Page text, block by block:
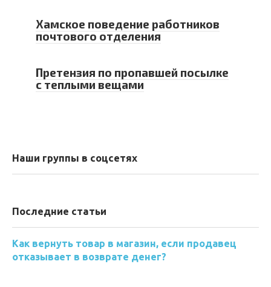
Хамское поведение работников
почтового отделения
Претензия по пропавшей посылке
с теплыми вещами
Наши группы в соцсетях
Последние статьи
Как вернуть товар в магазин, если продавец
отказывает в возврате денег?